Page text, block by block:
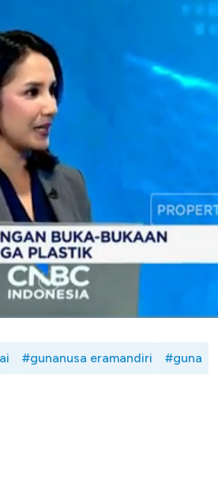
sebesar 70-100% imbas perang
Ivan Cokro Saputra telah
dan minuman seperti
PT
menjadi tantangan lain meski
karena itu dalam menghadapi
otomatisasi dan pemanfaatan
pasar ASEAN dan China.
Selengkapnya simak dialog
Tbk (GUNA)
, Ivan Cokro
#gunanusa eramandiri #guna